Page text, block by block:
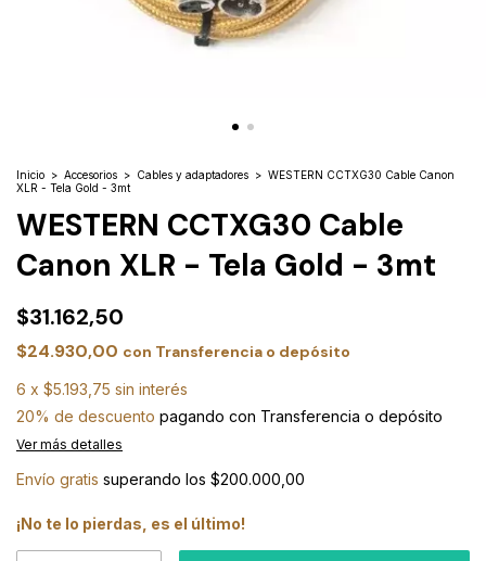
Inicio > Accesorios > Cables y adaptadores > WESTERN CCTXG30 Cable Canon
XLR - Tela Gold - 3mt
WESTERN CCTXG30 Cable
Canon XLR - Tela Gold - 3mt
$31.162,50
$24.930,00 con Transferencia o depósito
6 x $5.193,75 sin interés
20% de descuento pagando con Transferencia o depósito
Ver más detalles
Envío gratis superando los $200.000,00
¡No te lo pierdas, es el último!